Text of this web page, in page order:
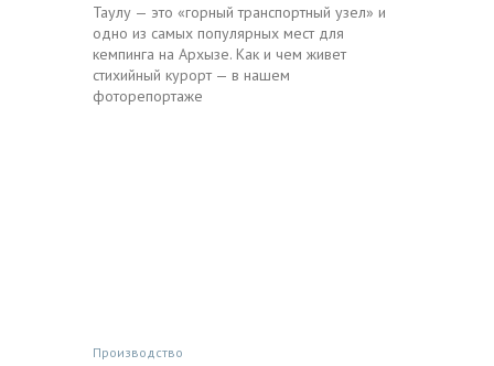
Таулу — это «горный транспортный узел» и
одно из самых популярных мест для
кемпинга на Архызе. Как и чем живет
стихийный курорт — в нашем
фоторепортаже
Производство